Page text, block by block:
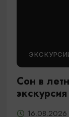
Сон в